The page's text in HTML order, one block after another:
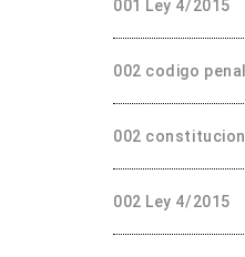
001 Ley 4/2015
002 codigo penal
002 constitucion
002 Ley 4/2015